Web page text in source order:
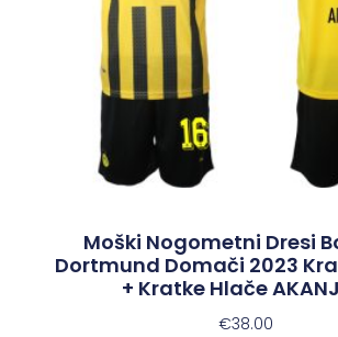
Moški Nogometni Dresi
Dortmund Domači 2023
+ Kratke Hlače
€38.00